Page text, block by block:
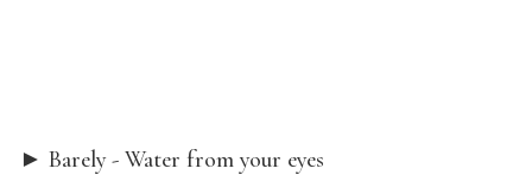
► Barely - Water from your eyes